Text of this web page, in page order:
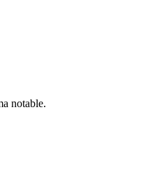
notable.